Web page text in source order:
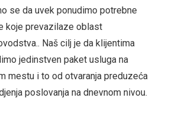
se da uvek ponudimo potrebne
koje prevazilaze oblast
Naš cilj je da klijentima
jedinstven paket usluga na
mestu i to od otvaranja preduzeća
poslovanja na dnevnom nivou.